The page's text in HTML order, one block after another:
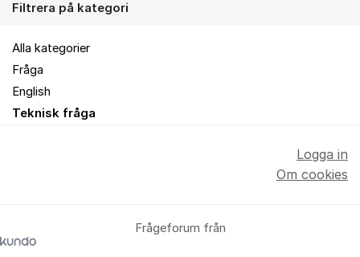
Filtrera på kategori
Alla kategorier
Fråga
English
Teknisk fråga
Frågeforum från
Logga in
Om cookies